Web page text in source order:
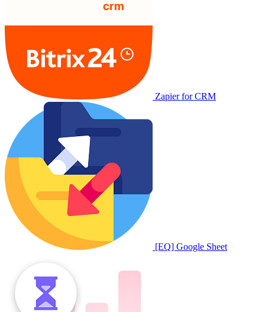
Zapier for CRM
[EQ] Google Sheet